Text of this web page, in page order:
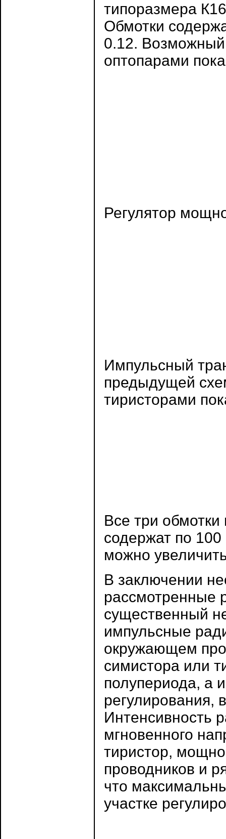
типоразмера
Обмотки
0.12.
оптопарами
Регулятор
Импульсный
предыдущей
тиристорами
Все три
содержат по
можно
В заключении
рассмотренные
существенный
импульсные
окружающем
симистора или
полупериода, а
регулирования,
Интенсивность
мгновенного
тиристор,
проводников и
что
участке